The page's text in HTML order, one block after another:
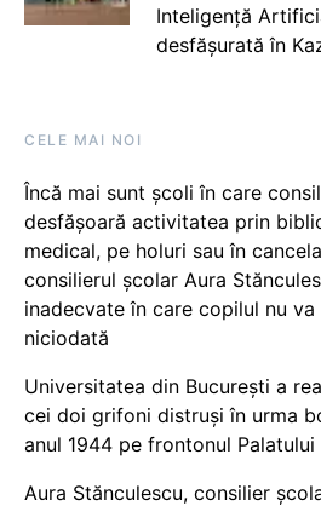
Inteligență
desfășurată în
CELE MAI NOI
Încă mai sunt școli în care
desfășoară activitatea prin
medical, pe holuri sau în
consilierul școlar Aura
inadecvate în care copilul nu
niciodată
Universitatea din București a
cei doi grifoni distruși în urma
anul 1944 pe frontonul
Aura Stănculescu, consilier